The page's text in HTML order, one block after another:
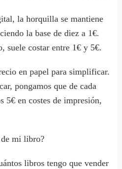
la horquilla se mantiene
la base de diez a 1€.
suele costar entre 1€ y 5€.
en papel para simplificar.
pongamos que de cada
5€ en costes de impresión,
de mi libro?
libros tengo que vender